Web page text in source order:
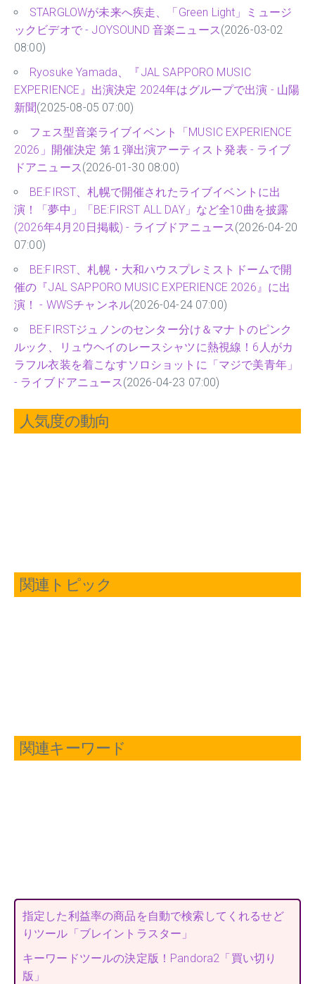
STARGLOWが未来へ疾走、「Green Light」ミュージ
ックビデオで - JOYSOUND 音楽ニュース(2026-03-02
08:00)
Ryosuke Yamada、『JAL SAPPORO MUSIC
EXPERIENCE』出演決定 2024年はグループで出演 - 山陽
新聞(2025-08-05 07:00)
フェス型音楽ライブイベント「MUSIC EXPERIENCE
2026」開催決定 第１弾出演アーティスト発表 - ライブ
ドアニュース(2026-01-30 08:00)
BE:FIRST、札幌で開催されたライブイベントに出
演！「夢中」「BE:FIRST ALL DAY」など全10曲を披露
(2026年4月20日掲載) - ライブドアニュース(2026-04-20
07:00)
BE:FIRST、札幌・大和ハウスプレミストドームで開
催の『JAL SAPPORO MUSIC EXPERIENCE 2026』に出
演！ - WWSチャンネル(2026-04-24 07:00)
BE:FIRSTジュノンのセンター分け＆マナトのピンク
ルック、リュウヘイのレースシャツに熱視線！6人がカ
ラフル衣装を着こなすソロショットに「マジで美青年」
- ライブドアニュース(2026-04-23 07:00)
人気度の動向
関連トピック
関連キーワード
指定した利益率の商品を自動で検索してくれるせど
りツール「ブレイントラスター」
キーワードツールの決定版！Pandora2「買い切り
版」